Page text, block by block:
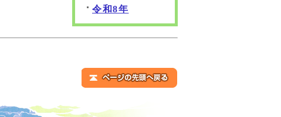
令和8年